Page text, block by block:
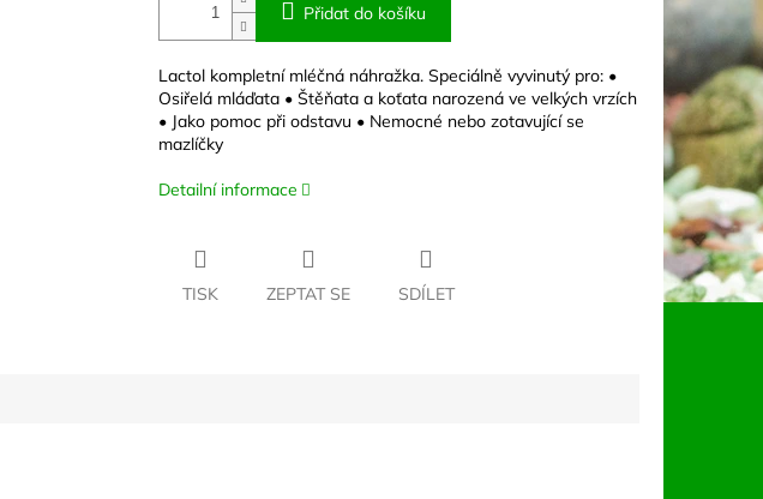
Přidat do košíku
Lactol kompletní mléčná náhražka. Speciálně vyvinutý pro: •
Osiřelá mláďata • Štěňata a koťata narozená ve velkých vrzích
• Jako pomoc při odstavu • Nemocné nebo zotavující se
mazlíčky
Detailní informace
TISK ZEPTAT SE SDÍLET